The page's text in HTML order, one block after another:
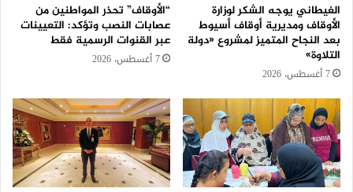
الغيطاني يوجه الشكر لوزارة
الأوقاف ومديرية أوقاف أسيوط
بعد النجاح المتميز لمشروع «دولة
التلاوة»
7 أغسطس، 2026
“الأوقاف” تحذر المواطنين من
عصابات النصب وتؤكد: التعيينات
عبر القنوات الرسمية فقط
7 أغسطس، 2026